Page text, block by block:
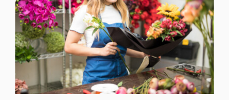
News
Shop